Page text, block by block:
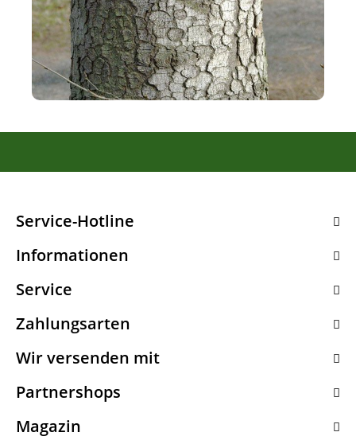
Service-Hotline
Informationen
Service
Zahlungsarten
Wir versenden mit
Partnershops
Magazin